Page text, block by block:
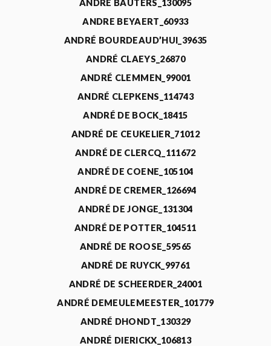
ANDRE BAUTERS_130095
ANDRE BEYAERT_60933
ANDRÉ BOURDEAUD’HUI_39635
ANDRÉ CLAEYS_26870
ANDRÉ CLEMMEN_99001
ANDRÉ CLEPKENS_114743
ANDRÉ DE BOCK_18415
ANDRÉ DE CEUKELIER_71012
ANDRÉ DE CLERCQ_111672
ANDRÉ DE COENE_105104
ANDRÉ DE CREMER_126694
ANDRÉ DE JONGE_131304
ANDRÉ DE POTTER_104511
ANDRÉ DE ROOSE_59565
ANDRÉ DE RUYCK_99761
ANDRÉ DE SCHEERDER_24001
ANDRÉ DEMEULEMEESTER_101779
ANDRÉ DHONDT_130329
ANDRÉ DIERICKX_106813